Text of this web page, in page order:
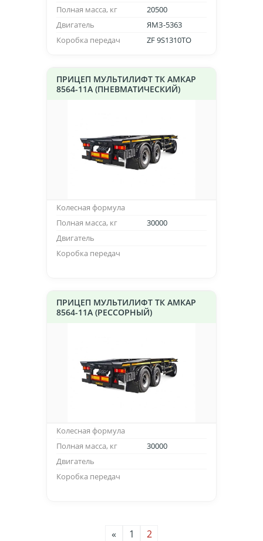
Полная масса, кг
20500
Двигатель
ЯМЗ-5363
Коробка передач
ZF 9S1310TO
ПРИЦЕП МУЛЬТИЛИФТ ТК АМКАР
8564-11А (ПНЕВМАТИЧЕСКИЙ)
Колесная формула
Полная масса, кг
30000
Двигатель
Коробка передач
ПРИЦЕП МУЛЬТИЛИФТ ТК АМКАР
8564-11А (РЕССОРНЫЙ)
Колесная формула
Полная масса, кг
30000
Двигатель
Коробка передач
« 1 2